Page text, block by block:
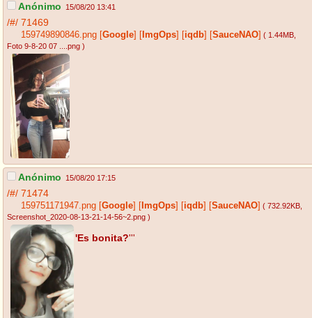
Anónimo 15/08/20 13:41
/#/ 71469
159749890846.png [Google] [ ImgOps] [iqdb] [SauceNAO] ( 1.44MB
Foto 9-8-20 07 ....png )
Anónimo 15/08/20 17:15
/#/ 71474
159751171947.png [Google] [ ImgOps] [iqdb] [SauceNAO] ( 732.92KB
Screenshot_2020-08-13-21-14-56~2.png )
'Es bonita?'''